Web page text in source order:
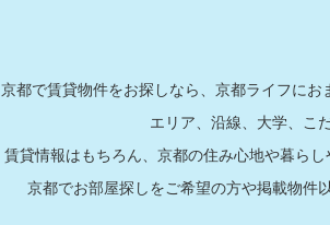
京都で賃貸物件をお探しなら、京都ライフに
エリア、沿線、大学、こ
賃貸情報はもちろん、京都の住み心地や暮ら
京都でお部屋探しをご希望の方や掲載物件